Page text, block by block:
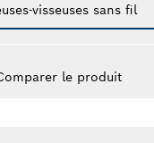
visseuses sans fil
le produit